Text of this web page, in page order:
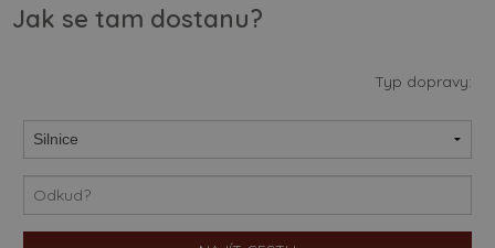
Jak se tam dostanu?
Typ dopravy: